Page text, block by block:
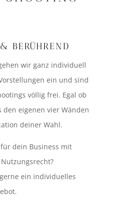
BERÜHREND
wir ganz individuell
ein und sind
völlig frei. Egal ob
eigenen vier Wänden
deiner Wahl.
dein Business mit
ein individuelles